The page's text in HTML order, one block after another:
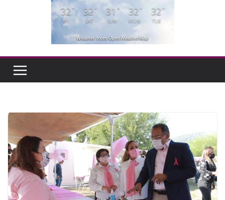
32°
FRI
32 °
SAT
31 °
SUN
32°
MON
32°
TUE
Weather from OpenWeatherMap